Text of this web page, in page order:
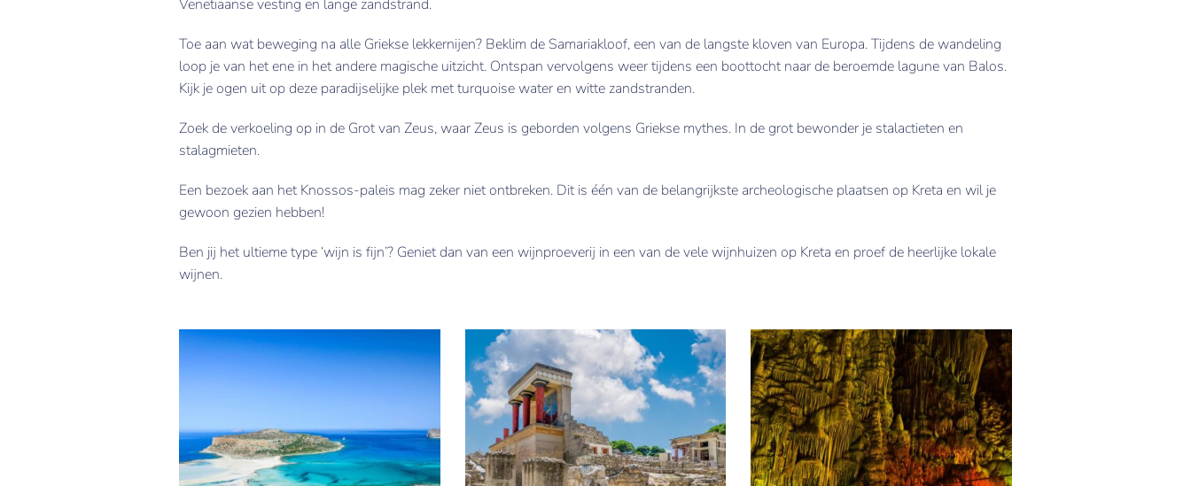
Venetiaanse vesting en lange zandstrand.
Toe aan wat beweging na alle Griekse lekkernijen? Beklim de Samariakloof, een van de langste kloven van Europa. Tijdens de wandeling
loop je van het ene in het andere magische uitzicht. Ontspan vervolgens weer tijdens een boottocht naar de beroemde lagune van Balos.
Kijk je ogen uit op deze paradijselijke plek met turquoise water en witte zandstranden.
Zoek de verkoeling op in de Grot van Zeus, waar Zeus is geborden volgens Griekse mythes. In de grot bewonder je stalactieten en
stalagmieten.
Een bezoek aan het Knossos-paleis mag zeker niet ontbreken. Dit is één van de belangrijkste archeologische plaatsen op Kreta en wil je
gewoon gezien hebben!
Ben jij het ultieme type ‘wijn is fijn’? Geniet dan van een wijnproeverij in een van de vele wijnhuizen op Kreta en proef de heerlijke lokale
wijnen.